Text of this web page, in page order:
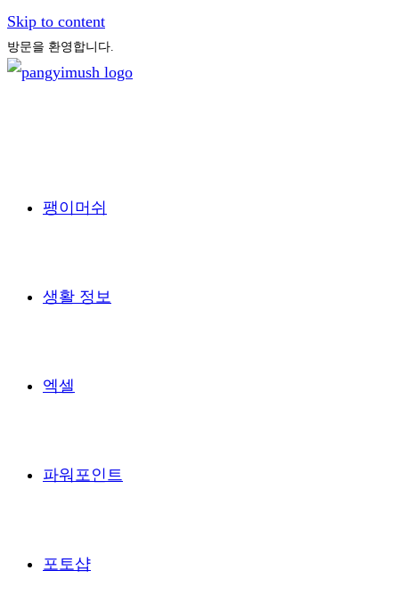
Skip to content
방문을 환영합니다.
팽이머쉬
생활 정보
엑셀
파워포인트
포토샵